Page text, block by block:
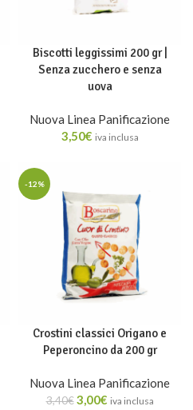
Biscotti leggissimi 200 gr |
Senza zucchero e senza
uova
Nuova Linea Panificazione
3,50€ iva inclusa
-12%
Crostini classici Origano e
Peperoncino da 200 gr
Nuova Linea Panificazione
3,40€ 3,00€ iva inclusa